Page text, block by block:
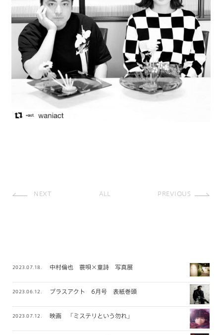
NEXT ALL PREVIOUS
2023.07.18. 中村倫也 蓑唄×童詩 写真展
2023.06.12. プラスアクト 6月号 表紙巻頭
2023.07.12. 映画 「ミステリという勿れ」